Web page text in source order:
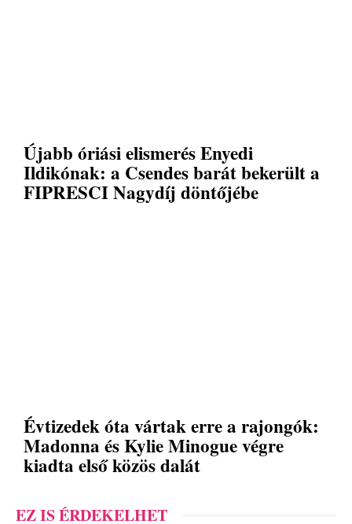
Újabb óriási elismerés Enyedi
Ildikónak: a Csendes barát bekerült a
FIPRESCI Nagydíj döntőjébe
Évtizedek óta vártak erre a rajongók:
Madonna és Kylie Minogue végre
kiadta első közös dalát
EZ IS ÉRDEKELHET